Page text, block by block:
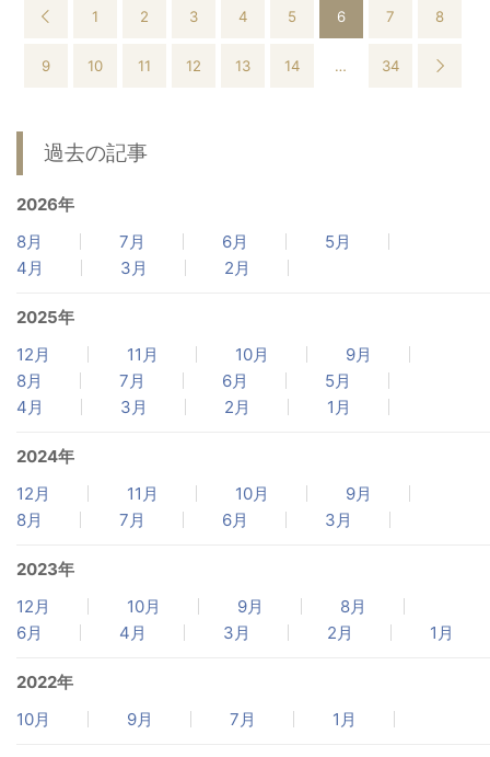
1 2 3 4 5 6 7 8
9 10 11 12 13 14 … 34
過去の記事
2026年
8月
7月 6月
5月
4月
3月 2月
2025年
12月
11月 10月
9月
8月
7月 6月
5月
4月
3月 2月 1月
2024年
12月
11月 10月
9月
8月
7月 6月 3月
2023年
12月
10月 9月
8月
6月
4月 3月 2月 1月
2022年
10月
9月 7月 1月